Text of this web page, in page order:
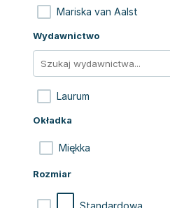
Mariska van Aalst
Wydawnictwo
Laurum
Okładka
Miękka
Rozmiar
Standardowa